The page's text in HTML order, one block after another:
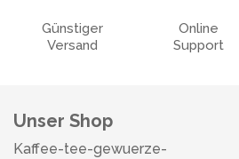
Günstiger
Versand
Online
Support
Unser Shop
Kaffee-tee-gewuerze-